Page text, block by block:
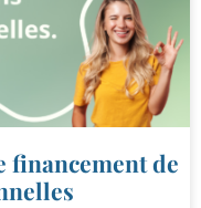
financement de